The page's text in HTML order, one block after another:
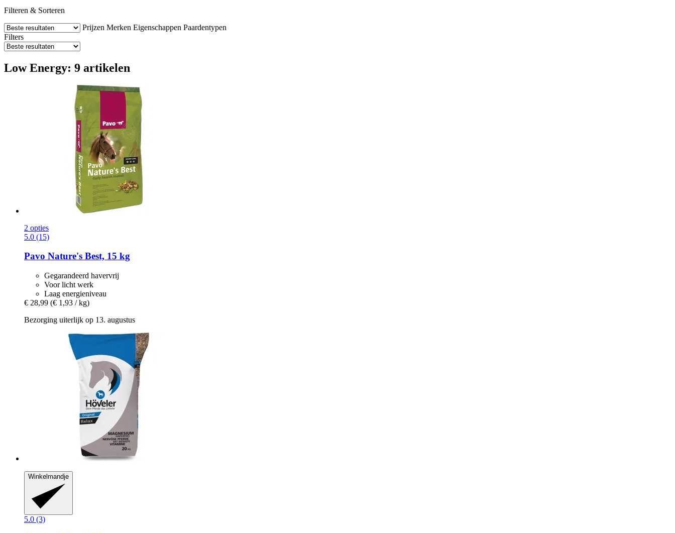
Filteren & Sorteren
Prijzen Merken Eigenschappen Paardentypen
Filters
Low Energy: 9 artikelen
2 opties
5.0 (15)
Pavo Nature's Best, 15 kg
Gegarandeerd havervrij
Voor licht werk
Laag energieniveau
€ 28,99 (€ 1,93 / kg)
Bezorging uiterlijk op 13. augustus
Winkelmandje
5.0 (3)